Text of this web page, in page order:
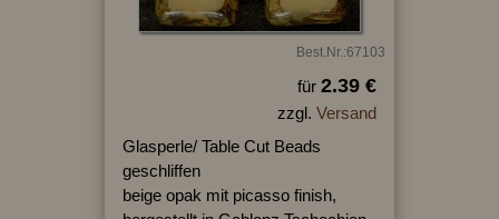
Best.Nr.:67103
für 2.39 €
zzgl. Versand
Glasperle/ Table Cut Beads
geschliffen
beige opak mit picasso finish,